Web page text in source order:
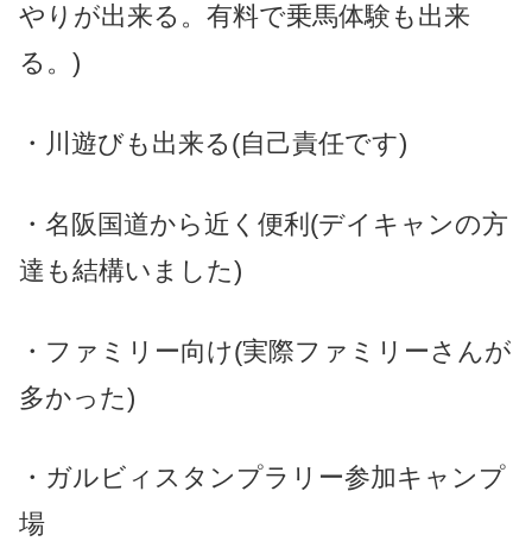
やりが出来る。有料で乗馬体験も出来
る。)
・川遊びも出来る(自己責任です)
・名阪国道から近く便利 (デイキャンの方
達も結構いました)
・ファミリー向け(実際ファミリーさんが
多かった)
・ガルビィスタンプラリー参加キャンプ
場